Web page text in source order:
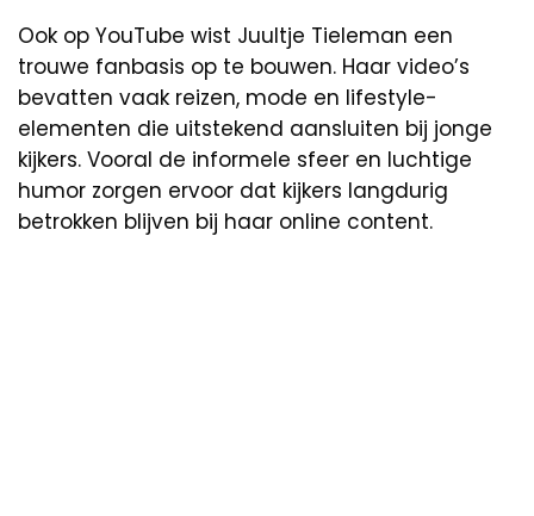
Ook op YouTube wist Juultje Tieleman een
trouwe fanbasis op te bouwen. Haar video’s
bevatten vaak reizen, mode en lifestyle-
elementen die uitstekend aansluiten bij jonge
kijkers. Vooral de informele sfeer en luchtige
humor zorgen ervoor dat kijkers langdurig
betrokken blijven bij haar online content.